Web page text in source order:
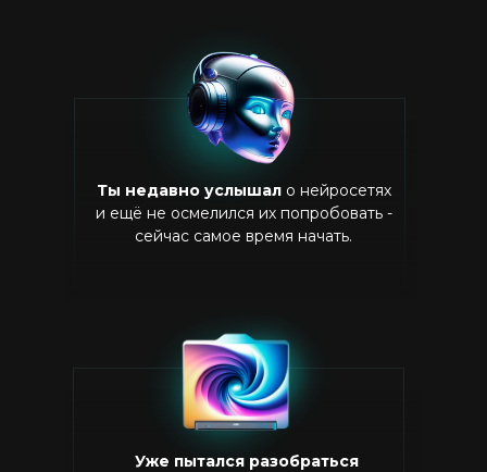
Ты недавно услышало нейросетях
и ещё не осмелился их попробовать -
сейчас самое время начать.
Уже пытался разобраться